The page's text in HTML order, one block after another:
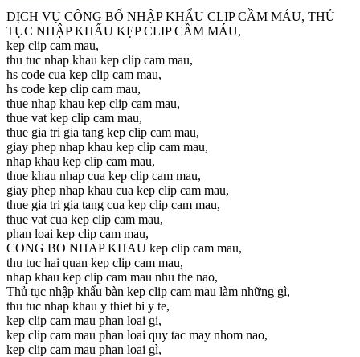
DỊCH VỤ CÔNG BỐ NHẬP KHẨU CLIP CẦM MÁU, THỦ
TỤC NHẬP KHẨU KẸP CLIP CẦM MÁU,
kep clip cam mau,
thu tuc nhap khau kep clip cam mau,
hs code cua kep clip cam mau,
hs code kep clip cam mau,
thue nhap khau kep clip cam mau,
thue vat kep clip cam mau,
thue gia tri gia tang kep clip cam mau,
giay phep nhap khau kep clip cam mau,
nhap khau kep clip cam mau,
thue khau nhap cua kep clip cam mau,
giay phep nhap khau cua kep clip cam mau,
thue gia tri gia tang cua kep clip cam mau,
thue vat cua kep clip cam mau,
phan loai kep clip cam mau,
CONG BO NHAP KHAU kep clip cam mau,
thu tuc hai quan kep clip cam mau,
nhap khau kep clip cam mau nhu the nao,
Thủ tục nhập khẩu bàn kep clip cam mau làm những gì,
thu tuc nhap khau y thiet bi y te,
kep clip cam mau phan loai gi,
kep clip cam mau phan loai quy tac may nhom nao,
kep clip cam mau phan loai gì,